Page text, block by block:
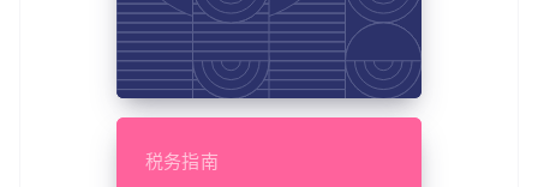
税务指南